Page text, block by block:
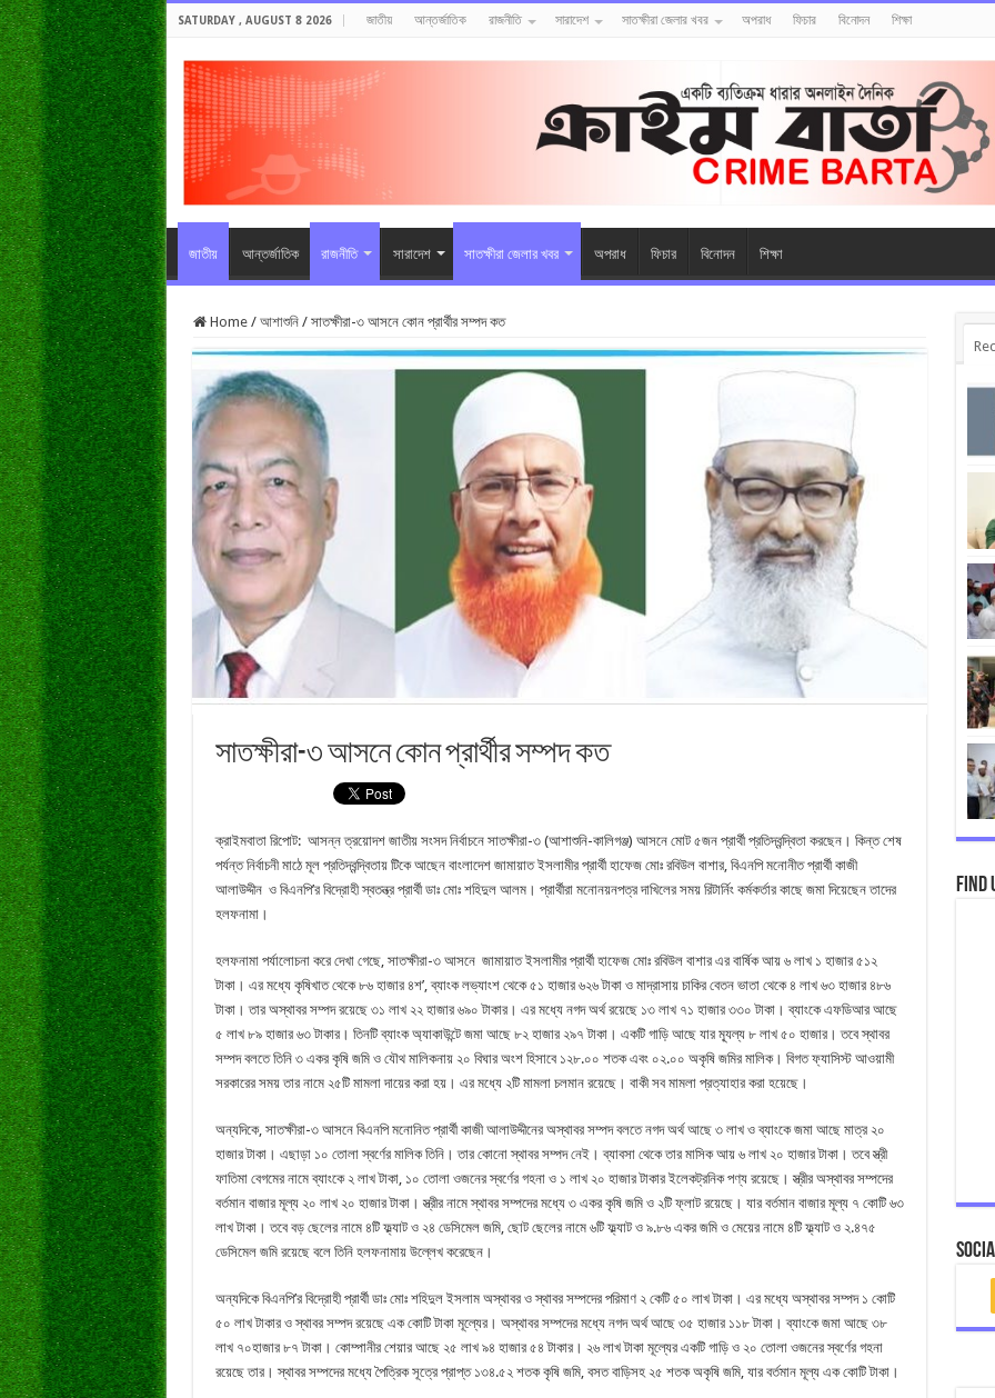
SATURDAY , AUGUST 8 2026 জাতীয় আন্তর্জাতিক রাজনীতি সারাদেশ সাতক্ষীরা জেলার খবর অপরাধ ফিচার বিনোদন শিক্ষা
জাতীয় আন্তর্জাতিক রাজনীতি সারাদেশ সাতক্ষীরা জেলার খবর অপরাধ ফিচার বিনোদন শিক্ষা
Home / আশাশুনি / সাতক্ষীরা-৩ আসনে কোন প্রার্থীর সম্পদ কত
সাতক্ষীরা-৩ আসনে কোন প্রার্থীর সম্পদ কত
ক্রাইমবাতা রিপোট: আসন্ন ত্রয়োদশ জাতীয় সংসদ নির্বাচনে সাতক্ষীরা-৩ (আশাশুনি-কালিগঞ্জ) আসনে মোট ৫জন প্রার্থী প্রতিদ্বন্দ্বিতা করছেন। কিন্ত শেষ
পর্যন্ত নির্বাচনী মাঠে মূল প্রতিদ্বন্দ্বিতায় টিকে আছেন বাংলাদেশ জামায়াত ইসলামীর প্রার্থী হাফেজ মোঃ রবিউল বাশার, বিএনপি মনোনীত প্রার্থী কাজী
আলাউদ্দীন ও বিএনপি’র বিদ্রোহী স্বতন্ত্র প্রার্থী ডাঃ মোঃ শহিদুল আলম। প্রার্থীরা মনোনয়নপত্র দাখিলের সময় রিটার্নিং কর্মকর্তার কাছে জমা দিয়েছেন তাদের
হলফনামা।
হলফনামা পর্যালোচনা করে দেখা গেছে, সাতক্ষীরা-৩ আসনে জামায়াত ইসলামীর প্রার্থী হাফেজ মোঃ রবিউল বাশার এর বার্ষিক আয় ৬ লাখ ১ হাজার ৫১২
টাকা। এর মধ্যে কৃষিখাত থেকে ৮৬ হাজার ৪শ’, ব্যাংক লভ্যাংশ থেকে ৫১ হাজার ৬২৬ টাকা ও মাদ্রাসায় চাকির বেতন ভাতা থেকে ৪ লাখ ৬৩ হাজার ৪৮৬
টাকা। তার অস্থাবর সম্পদ রয়েছে ৩১ লাখ ২২ হাজার ৬৯০ টাকার। এর মধ্যে নগদ অর্থ রয়েছে ১৩ লাখ ৭১ হাজার ৩৩০ টাকা। ব্যাংকে এফডিআর আছে
৫ লাখ ৮৯ হাজার ৬৩ টাকার। তিনটি ব্যাংক অ্যাকাউন্টে জমা আছে ৮২ হাজার ২৯৭ টাকা। একটি গাড়ি আছে যার ম্যূল্য ৮ লাখ ৫০ হাজার। তবে স্থাবর
সম্পদ বলতে তিনি ৩ একর কৃষি জমি ও যৌথ মালিকনায় ২০ বিঘার অংশ হিসাবে ১২৮.০০ শতক এবং ০২.০০ অকৃষি জমির মালিক। বিগত ফ্যাসিস্ট আওয়ামী
সরকারের সময় তার নামে ২৫টি মামলা দায়ের করা হয়। এর মধ্যে ২টি মামলা চলমান রয়েছে। বাকী সব মামলা প্রত্যাহার করা হয়েছে।
অন্যদিকে, সাতক্ষীরা-৩ আসনে বিএনপি মনোনিত প্রার্থী কাজী আলাউদ্দীনের অস্থাবর সম্পদ বলতে নগদ অর্থ আছে ৩ লাখ ও ব্যাংকে জমা আছে মাত্র ২০
হাজার টাকা। এছাড়া ১০ তোলা স্বর্ণের মালিক তিনি। তার কোনো স্থাবর সম্পদ নেই। ব্যাবসা থেকে তার মাসিক আয় ৬ লাখ ২০ হাজার টাকা। তবে স্ত্রী
ফাতিমা বেগমের নামে ব্যাংকে ২ লাখ টাকা, ১০ তোলা ওজনের স্বর্ণের গহনা ও ১ লাখ ২০ হাজার টাকার ইলেকট্রনিক পণ্য রয়েছে। স্ত্রীর অস্থাবর সম্পদের
বর্তমান বাজার মূল্য ২০ লাখ ২০ হাজার টাকা। স্ত্রীর নামে স্থাবর সম্পদের মধ্যে ৩ একর কৃষি জমি ও ২টি ফ্লাট রয়েছে। যার বর্তমান বাজার মূল্য ৭ কোটি ৬৩
লাখ টাকা। তবে বড় ছেলের নামে ৪টি ফ্ল্যাট ও ২৪ ডেসিমেল জমি, ছোট ছেলের নামে ৬টি ফ্ল্যাট ও ৯.৮৬ একর জমি ও মেয়ের নামে ৪টি ফ্ল্যাট ও ২.৪৭৫
ডেসিমেল জমি রয়েছে বলে তিনি হলফনামায় উল্লেখ করেছেন।
অন্যদিকে বিএনপি’র বিদ্রোহী প্রার্থী ডাঃ মোঃ শহিদুল ইসলাম অস্থাবর ও স্থাবর সম্পদের পরিমাণ ২ কেটি ৫০ লাখ টাকা। এর মধ্যে অস্থাবর সম্পদ ১ কোটি
৫০ লাখ টাকার ও স্থাবর সম্পদ রয়েছে এক কোটি টাকা মূল্যের। অস্থাবর সম্পদের মধ্যে নগদ অর্থ আছে ৩৫ হাজার ১১৮ টাকা। ব্যাংকে জমা আছে ৩৮
লাখ ৭০হাজার ৮৭ টাকা। কোম্পানীর শেয়ার আছে ২৫ লাখ ৯৪ হাজার ৫৪ টাকার। ২৬ লাখ টাকা মূল্যের একটি গাড়ি ও ২০ তোলা ওজনের স্বর্ণের গহনা
রয়েছে তার। স্থাবর সম্পদের মধ্যে পৈত্রিক সূত্রে প্রাপ্ত ১৩৪.৫২ শতক কৃষি জমি, বসত বাড়িসহ ২৫ শতক অকৃষি জমি, যার বর্তমান মূল্য এক কোটি টাকা।
Find